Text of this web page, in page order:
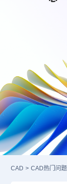
CAD > CAD热门问题